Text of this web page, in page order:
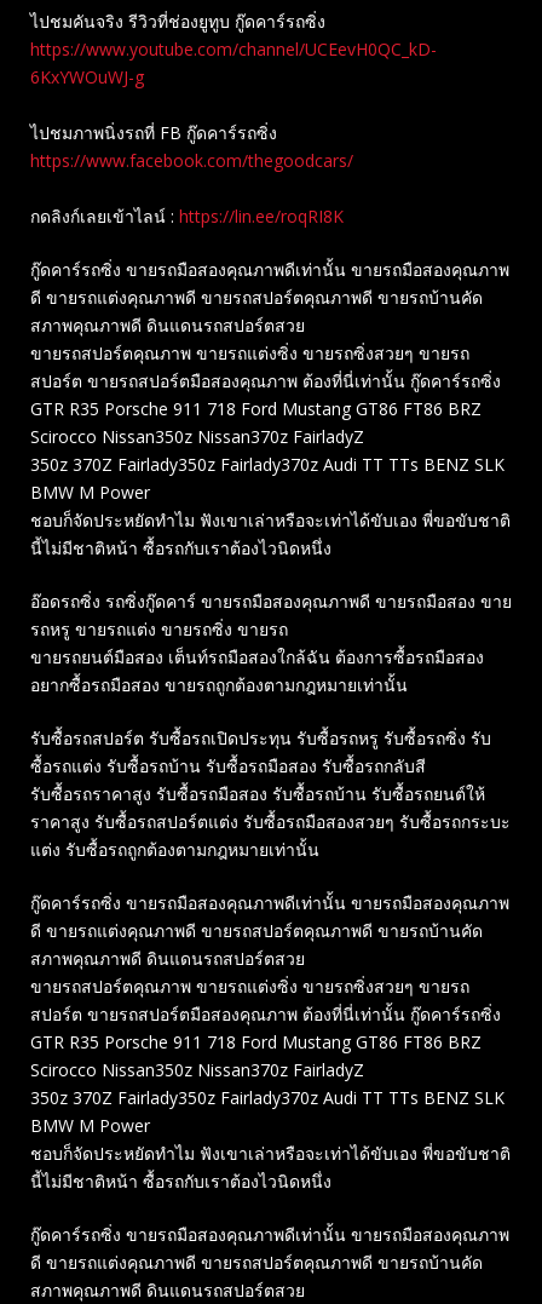
ไปชมคันจริง รีวิวที่ช่องยู​ทูบ​ กู๊ดคาร์รถซิ่ง
https://www.youtube.com/channel/UCEevH0QC_kD-
6KxYWOuWJ-g
ไปชมภาพนิ่งรถที่ FB กู๊ดคาร์รถซิ่ง
https://www.facebook.com/thegoodcars/
กดลิงก์เลยเข้าไลน์ : https://lin.ee/roqRI8K
กู๊ดคาร์รถซิ่ง ขายรถมือสองคุณภาพดีเท่านั้น ขายรถมือสองคุณภาพ
ดี ขายรถแต่งคุณภาพดี ขายรถสปอร์ตคุณภาพดี ขายรถบ้านคัด
สภาพคุณภาพดี ดินแดนรถสปอร์ตสวย
ขายรถสปอร์ตคุณภาพ ขายรถแต่งซิ่ง ขายรถซิ่งสวยๆ ขายรถ
สปอร์ต ขายรถสปอร์ตมือสองคุณภาพ ต้องที่นี่เท่านั้น กู๊ดคาร์รถซิ่ง
GTR R35 Porsche 911 718 Ford Mustang GT86 FT86 BRZ
Scirocco Nissan350z Nissan370z FairladyZ
350z 370Z Fairlady350z Fairlady370z Audi TT TTs BENZ SLK
BMW M Power
ชอบก็จัดประหยัดทำไม ฟังเขาเล่าหรือจะเท่าได้ขับเอง พี่ขอขับชาติ
นี้ไม่มีชาติหน้า ซื้อรถกับเราต้องไวนิดหนึ่ง
อ๊อดรถซิ่ง รถซิ่งกู๊ดคาร์ ขายรถมือสองคุณภาพดี ขายรถมือสอง ขาย
รถหรู ขายรถแต่ง ขายรถซิ่ง ขายรถ
ขายรถยนต์มือสอง เต็นท์รถมือสองใกล้ฉัน ต้องการซื้อรถมือสอง
อยากซื้อรถมือสอง ขายรถถูกต้องตามกฎหมายเท่านั้น
รับซื้อรถสปอร์ต รับซื้อรถเปิดประทุน รับซื้อรถหรู รับซื้อรถซิ่ง รับ
ซื้อรถแต่ง รับซื้อรถบ้าน รับซื้อรถมือสอง รับซื้อรถกลับสี
รับซื้อรถราคาสูง รับซื้อรถมือสอง รับซื้อรถบ้าน รับซื้อรถยนต์ให้
ราคาสูง รับซื้อรถสปอร์ตแต่ง รับซื้อรถมือสองสวยๆ รับซื้อรถกระบะ
แต่ง รับซื้อรถถูกต้องตามกฎหมายเท่านั้น
กู๊ดคาร์รถซิ่ง ขายรถมือสองคุณภาพดีเท่านั้น ขายรถมือสองคุณภาพ
ดี ขายรถแต่งคุณภาพดี ขายรถสปอร์ตคุณภาพดี ขายรถบ้านคัด
สภาพคุณภาพดี ดินแดนรถสปอร์ตสวย
ขายรถสปอร์ตคุณภาพ ขายรถแต่งซิ่ง ขายรถซิ่งสวยๆ ขายรถ
สปอร์ต ขายรถสปอร์ตมือสองคุณภาพ ต้องที่นี่เท่านั้น กู๊ดคาร์รถซิ่ง
GTR R35 Porsche 911 718 Ford Mustang GT86 FT86 BRZ
Scirocco Nissan350z Nissan370z FairladyZ
350z 370Z Fairlady350z Fairlady370z Audi TT TTs BENZ SLK
BMW M Power
ชอบก็จัดประหยัดทำไม ฟังเขาเล่าหรือจะเท่าได้ขับเอง พี่ขอขับชาติ
นี้ไม่มีชาติหน้า ซื้อรถกับเราต้องไวนิดหนึ่ง
กู๊ดคาร์รถซิ่ง ขายรถมือสองคุณภาพดีเท่านั้น ขายรถมือสองคุณภาพ
ดี ขายรถแต่งคุณภาพดี ขายรถสปอร์ตคุณภาพดี ขายรถบ้านคัด
สภาพคุณภาพดี ดินแดนรถสปอร์ตสวย